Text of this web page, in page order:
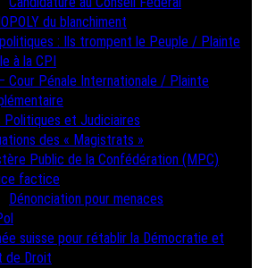
du blanchiment
: Ils trompent le Peuple / Plainte
à la CPI
Cour Pénale Internationale / Plainte
et Judiciaires
des « Magistrats »
Public de la Confédération (MPC)
factice
Dénonciation pour menaces
suisse pour rétablir la Démocratie et
de Droit